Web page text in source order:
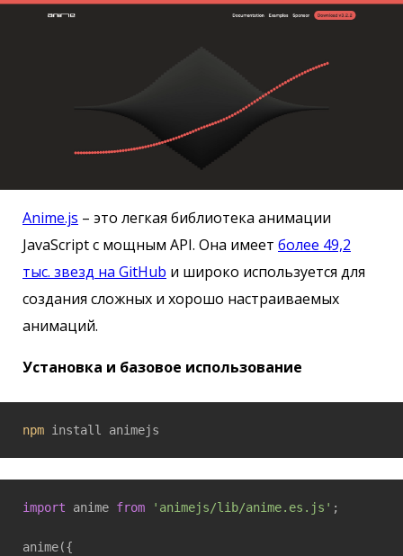
Anime.js – это легкая библиотека анимации
JavaScript с мощным API. Она имеет более 49,2
тыс. звезд на GitHub и широко используется для
создания сложных и хорошо настраиваемых
анимаций.
Установка и базовое использование
npm install animejs
import anime from 'animejs/lib/anime.es.js' ;
anime({